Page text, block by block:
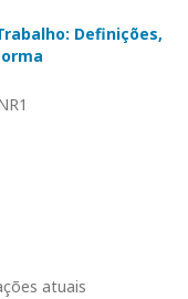
Definições,
atuais